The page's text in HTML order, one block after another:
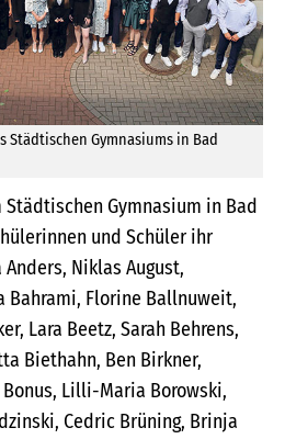
Städtischen Gymnasiums in Bad
Städtischen Gymnasium in Bad
und Schüler ihr
Niklas August,
Bahrami, Florine Ballnuweit,
Lara Beetz, Sarah Behrens,
Biethahn, Ben Birkner,
Lilli-Maria Borowski,
Cedric Brüning, Brinja